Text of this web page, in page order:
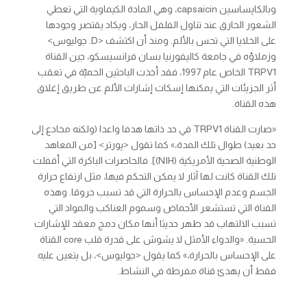
وبالكاپساسين capsaicin، وهي المادة الكيماوية التي تعطي
الشعور الحارق عند تناول الفلفل الحار، ويكاد يقتصر وجودها
على الخلايا التي تحس بالألم. ومنذ أن اكتشف <D. جوليوس>
وزملاؤه في جامعة كاليفورنيا بسان فرانسيسكو، جين القناة
TRPV1 الخاص عام 1997، فقد أخذت الباحثين الحميّة في تعقب
أثر الجزيئات التي يمكنها إسكات إشارات الألم عن طريق إغلاق
هذه القناة.
«صارت القناة TRPV1 في حد ذاتها هدفا واعدا (ولكنه مخادع إلى
حد بعيد) طوال تلك المدة،» كما تقول <پورتر> [من المعاهد
الوطنية الصحية الأمريكية (NIH)]. فالحاصرات الباكرة التي أقفلت
تلك القناة كانت لها آثار لا يمكن التحكم فيها، مثل ارتفاع حرارة
الجسم وعدم الإحساس بالحرارة التي قد تسبب حروقا. وهذه
القناة التي تستشعر الأحماض وسموم العناكب والمواد التي
تسبب الالتهاب قد ظهر حديثا أنها مكان دمج معقد للإشارات
الحسية. «والدواء الأمثل لا يشوش على قدرة قلب core القناة
على الإحساس بالحرارة،» كما يقول <جوليوس>، بل يتعين عليه
فقط أن يهدئ قناة مفرطة في النشاط.